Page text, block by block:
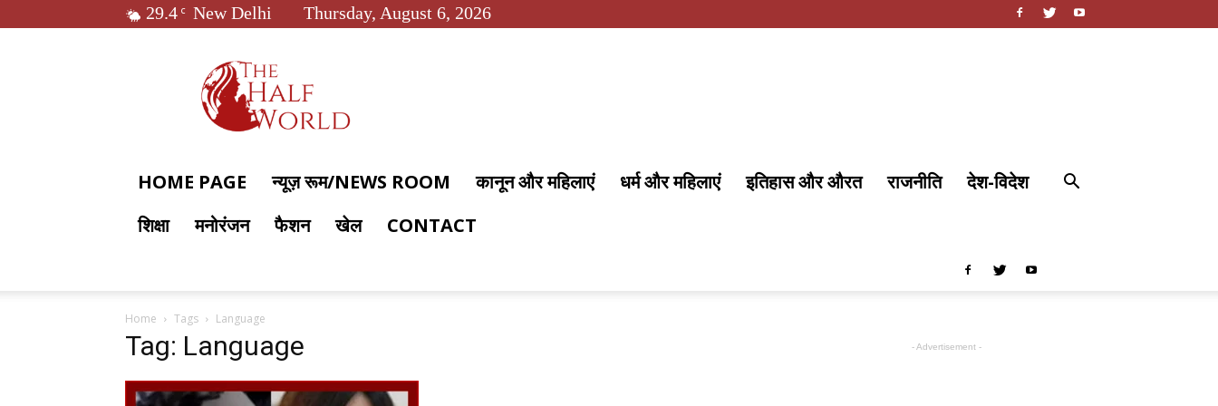
29.4 C New Delhi Thursday, August 6, 2026
World
HOME PAGE न्यूज़ रूम/NEWS ROOM कानून और महिलाएं धर्म और महिलाएं इतिहास और औरत राजनीति
देश-विदेश
शिक्षा
मनोरंजन फैशन खेल CONTACT
Home Tags Language
Tag: Language - Advertisement -